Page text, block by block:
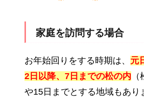
家庭を訪問する場合
お年始回りをする時期は、 元
2日以降、7日までの松の内
や15日までとする地域もあり